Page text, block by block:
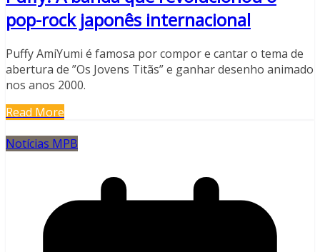
pop-rock japonês internacional
Puffy AmiYumi é famosa por compor e cantar o tema de
abertura de ”Os Jovens Titãs” e ganhar desenho animado
nos anos 2000.
Read More
Notícias MPB